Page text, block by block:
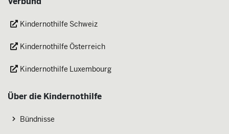
Kindernothilfe Schweiz
Kindernothilfe Österreich
Kindernothilfe Luxembourg
Über die Kindernothilfe
Bündnisse